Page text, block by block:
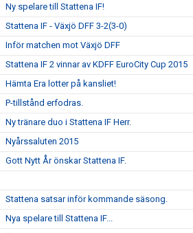
Ny spelare till Stattena IF!
Stattena IF - Växjö DFF 3-2(3-0)
Inför matchen mot Växjö DFF
Stattena IF 2 vinnar av KDFF EuroCity Cup 2015
Hämta Era lotter på kansliet!
P-tillstånd erfodras.
Ny tränare duo i Stattena IF Herr.
Nyårssaluten 2015
Gott Nytt År önskar Stattena IF.
Stattena satsar inför kommande säsong.
Nya spelare till Stattena IF...